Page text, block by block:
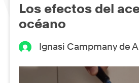
Los efectos del
océano
Ignasi Campmany de